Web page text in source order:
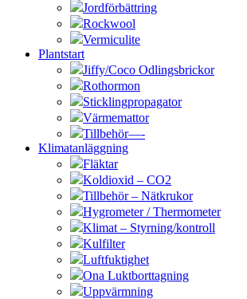
Jordförbättring
Rockwool
Vermiculite
Plantstart
Jiffy/Coco Odlingsbrickor
Rothormon
Sticklingpropagator
Värmemattor
Tillbehör—-
Klimatanläggning
Fläktar
Koldioxid – CO2
Tillbehör – Nätkrukor
Hygrometer / Thermometer
Klimat – Styrning/kontroll
Kulfilter
Luftfuktighet
Ona Luktborttagning
Uppvärmning